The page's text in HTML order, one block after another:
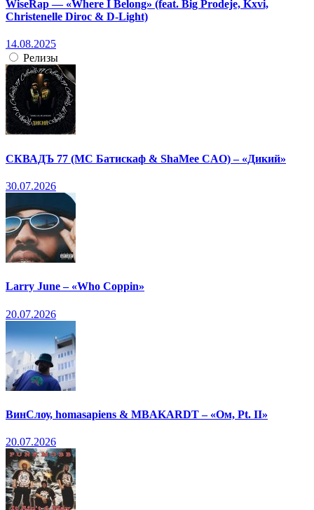
WiseRap — «Where I Belong» (feat. Big Prodeje, Kxvi,
Christenelle Diroc & D-Light)
14.08.2025
Релизы
СКВАДЪ 77 (МС Батискаф & ShaMee CAO) – «Дикий»
30.07.2026
Larry June – «Who Coppin»
20.07.2026
ВинСлоу, homasapiens & MBAKARDT – «Ом, Pt. II»
20.07.2026